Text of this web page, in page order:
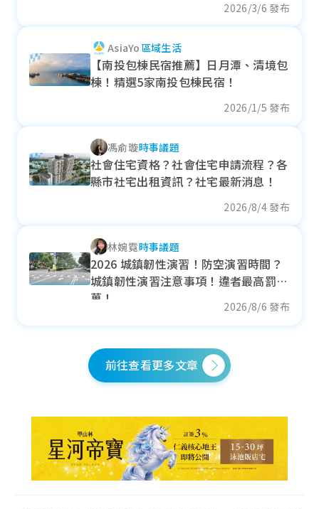
近一年成交單價
8.97萬元/坪
--萬元/坪
--
各季房價趨勢
竹山鎮
20.62萬元/坪
- 3.69%
各季房價趨勢
2026/3/6 發布
AsiaYo 區域生活
【南投包棟民宿推薦】日月潭、清境包
棟！精選5家南投包棟民宿！
2026/1/5 發布
馮俞璇時事議題
社會住宅資格？社會住宅申請流程？各
縣市社宅出租資訊？社宅最新消息！
2026/8/4 發布
林婉霓時事議題
2026 城鎮韌性演習！防空演習時間？
城鎮韌性演習注意事項！違者最高罰15
萬！
2026/8/6 發布
前往查看更多文章